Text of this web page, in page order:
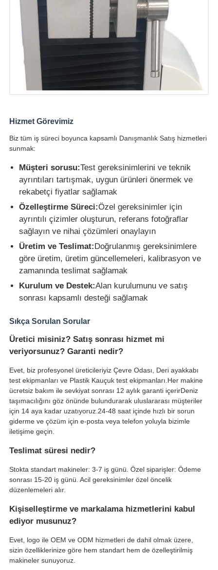
Hizmet Görevimiz
Biz tüm iş süreci boyunca kapsamlı Danışmanlık Satış hizmetleri
sunmak:
Müşteri sorusu:Test gereksinimlerini ve teknik
ayrıntıları tartışmak, uygun ürünleri önermek ve
rekabetçi fiyatlar sağlamak
Özelleştirme Süreci:Özel gereksinimler için
ayrıntılı çizimler oluşturun, referans fotoğraflar
sağlayın ve nihai çözümleri onaylayın
Üretim ve Teslimat:Doğrulanmış gereksinimlere
göre üretim, üretim güncellemeleri, kalibrasyon ve
zamanında teslimat sağlamak
Kurulum ve Destek:Alan kurulumunu ve satış
sonrası kapsamlı desteği sağlamak
Sıkça Sorulan Sorular
Üretici misiniz? Satış sonrası hizmet mi
veriyorsunuz? Garanti nedir?
Evet, biz profesyonel üreticileriyiz Çevre Odası, Deri ayakkabı
test ekipmanları ve Plastik Kauçuk test ekipmanları.Her makine
ücretsiz bakım ile sevkiyat sonrası 12 aylık garanti içerirDeniz
taşımacılığını göz önünde bulundurarak uluslararası müşteriler
için 14 aya kadar uzatıyoruz.24-48 saat içinde hızlı bir sorun
giderme ve çözüm için e-posta veya telefon yoluyla bizimle
iletişime geçin.
Teslimat süresi nedir?
Stokta standart makineler: 3-7 iş günü. Özel siparişler: Ödeme
sonrası 15-20 iş günü. Acil gereksinimler özel öncelik
düzenlemeleri alır.
Kişiselleştirme ve markalama hizmetlerini kabul
ediyor musunuz?
Evet, logo ile OEM ve ODM hizmetleri de dahil olmak üzere,
sizin özelliklerinize göre hem standart hem de özelleştirilmiş
makineler sunuyoruz.